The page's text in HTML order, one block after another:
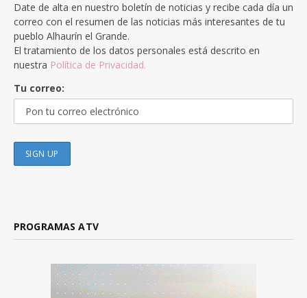
Date de alta en nuestro boletín de noticias y recibe cada día un
correo con el resumen de las noticias más interesantes de tu
pueblo Alhaurín el Grande.
El tratamiento de los datos personales está descrito en
nuestra Política de Privacidad.
Tu correo:
PROGRAMAS ATV